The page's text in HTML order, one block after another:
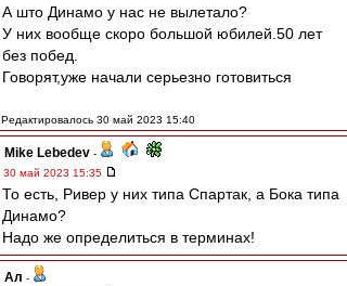
А што Динамо у нас не вылетало?
У них вообще скоро большой юбилей.50 лет
без побед.
Говорят,уже начали серьезно готовиться
Редактировалось 30 май 2023 15:40
Mike Lebedev -
30 май 2023 15:35
То есть, Ривер у них типа Спартак, а Бока типа
Динамо?
Надо же определиться в терминах!
Ал -